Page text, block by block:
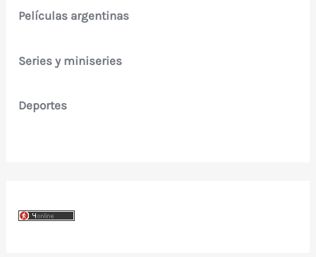
Películas argentinas
Series y miniseries
Deportes